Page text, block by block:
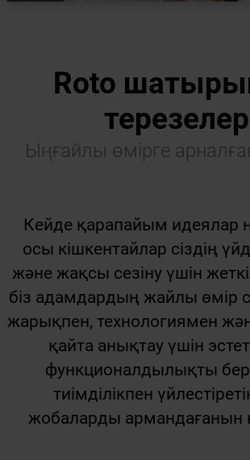
Roto
Ыңғайлы өмірге
Кейде қарапайым идеялар
осы кішкентайлар сіздің
және жақсы сезіну үшін
біз адамдардың жайлы өмір
жарықпен, технологиямен
қайта анықтау үшін
функционалдылықты
тиімділікпен
жобаларды армандағанын